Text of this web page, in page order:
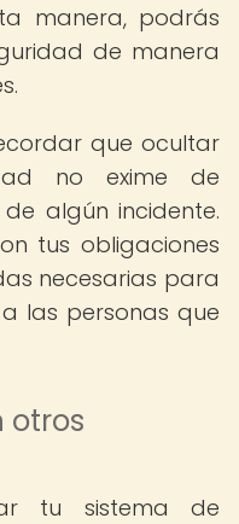
manera, podrás
de manera
que ocultar
no exime de
algún incidente.
tus obligaciones
necesarias para
las personas que
otros
tu sistema de